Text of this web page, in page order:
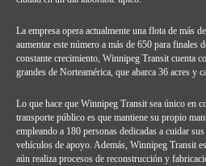
La empresa opera actualmente una flota de más
aumentar este número a más de 650 para finales
constante crecimiento, Winnipeg Transit cuenta
grandes de Norteamérica, que abarca 36 acres y
Lo que hace que Winnipeg Transit sea único en
transporte público es que mantiene su propio
empleando a 180 personas dedicadas a cuidar
vehículos de apoyo. Además, Winnipeg Transit
aún realiza procesos de reconstrucción y